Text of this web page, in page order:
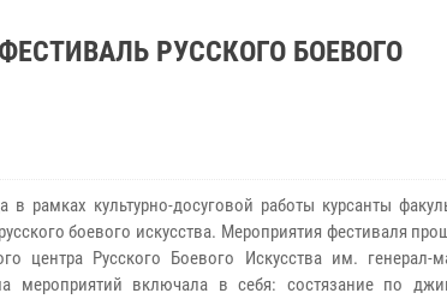
РУССКОГО БОЕВОГО
в рамках культурно-досуговой работы курсанты
боевого искусства. Мероприятия фестиваля
центра Русского Боевого Искусства им.
мероприятий включала в себя: состязание по